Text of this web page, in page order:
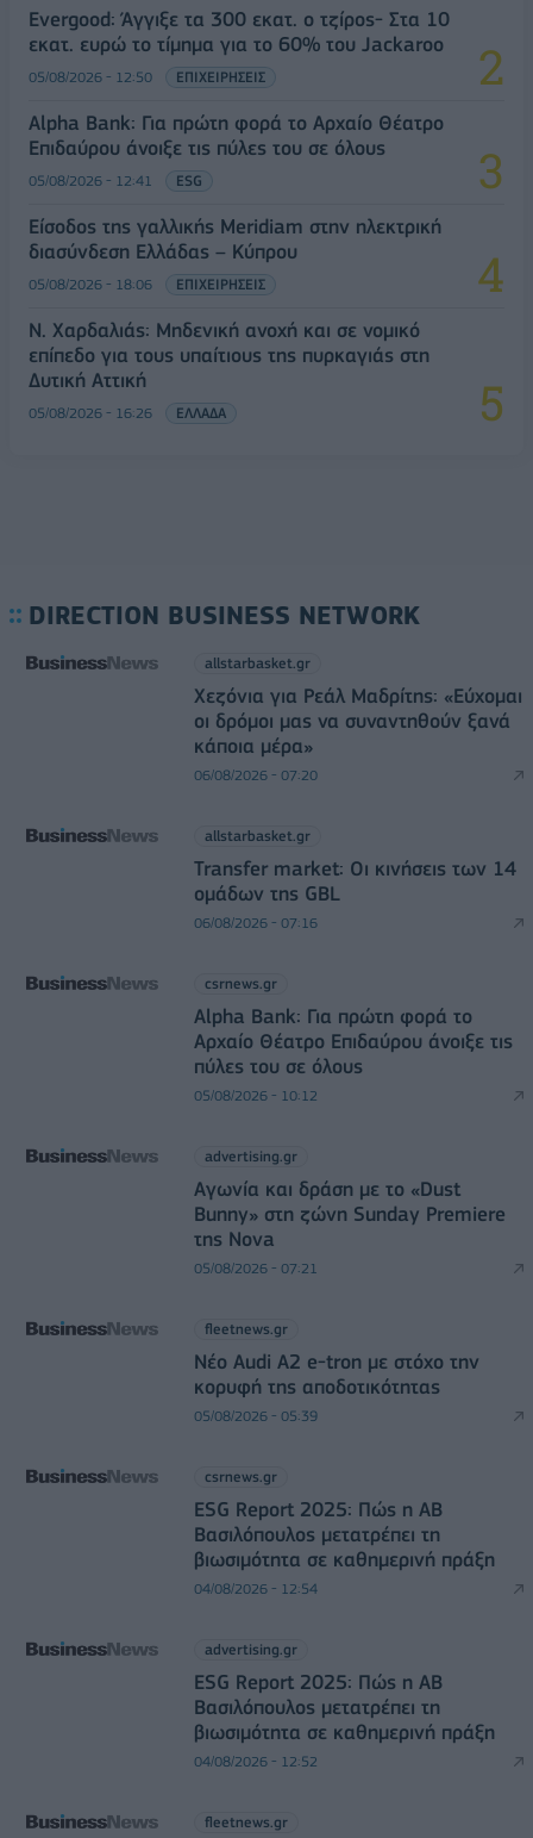
Evergood: Άγγιξε τα 300 εκατ. ο τζίρος- Στα 10
εκατ. ευρώ το τίμημα για το 60% του Jackaroo
05/08/2026 - 12:50 ΕΠΙΧΕΙΡΗΣΕΙΣ
Alpha Bank: Για πρώτη φορά το Αρχαίο Θέατρο
Επιδαύρου άνοιξε τις πύλες του σε όλους
05/08/2026 - 12:41 ESG
Είσοδος της γαλλικής Meridiam στην ηλεκτρική
διασύνδεση Ελλάδας – Κύπρου
05/08/2026 - 18:06 ΕΠΙΧΕΙΡΗΣΕΙΣ
Ν. Χαρδαλιάς: Μηδενική ανοχή και σε νομικό
επίπεδο για τους υπαίτιους της πυρκαγιάς στη
Δυτική Αττική
05/08/2026 - 16:26 ΕΛΛΑΔΑ
DIRECTION BUSINESS NETWORK
allstarbasket.gr
Χεζόνια για Ρεάλ Μαδρίτης: «Εύχομαι
οι δρόμοι μας να συναντηθούν ξανά
κάποια μέρα»
06/08/2026 - 07:20
allstarbasket.gr
Transfer market: Οι κινήσεις των 14
ομάδων της GBL
06/08/2026 - 07:16
csrnews.gr
Alpha Bank: Για πρώτη φορά το
Αρχαίο Θέατρο Επιδαύρου άνοιξε τις
πύλες του σε όλους
05/08/2026 - 10:12
advertising.gr
Αγωνία και δράση με το «Dust
Bunny» στη ζώνη Sunday Premiere
της Nova
05/08/2026 - 07:21
fleetnews.gr
Νέο Audi A2 e-tron με στόχο την
κορυφή της αποδοτικότητας
05/08/2026 - 05:39
csrnews.gr
ESG Report 2025: Πώς η ΑΒ
Βασιλόπουλος μετατρέπει τη
βιωσιμότητα σε καθημερινή πράξη
04/08/2026 - 12:54
advertising.gr
ESG Report 2025: Πώς η ΑΒ
Βασιλόπουλος μετατρέπει τη
βιωσιμότητα σε καθημερινή πράξη
04/08/2026 - 12:52
fleetnews.gr